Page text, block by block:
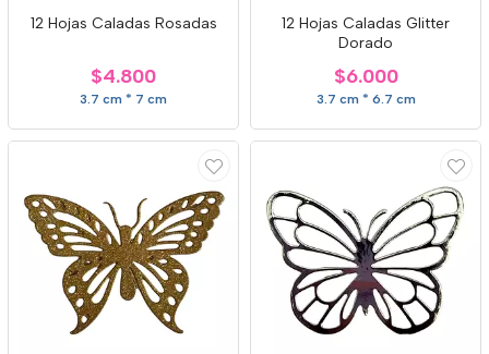
12 Hojas Caladas Rosadas
$4.800
3.7 cm * 7 cm
12 Hojas Caladas Glitter
Dorado
$6.000
3.7 cm * 6.7 cm